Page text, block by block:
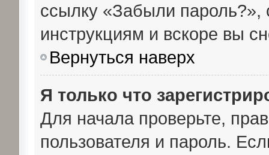
ссылку «Забыли
инструкциям и вскоре вы
Вернуться наверх
Я только что
Для начала проверьте,
пользователя и пароль.